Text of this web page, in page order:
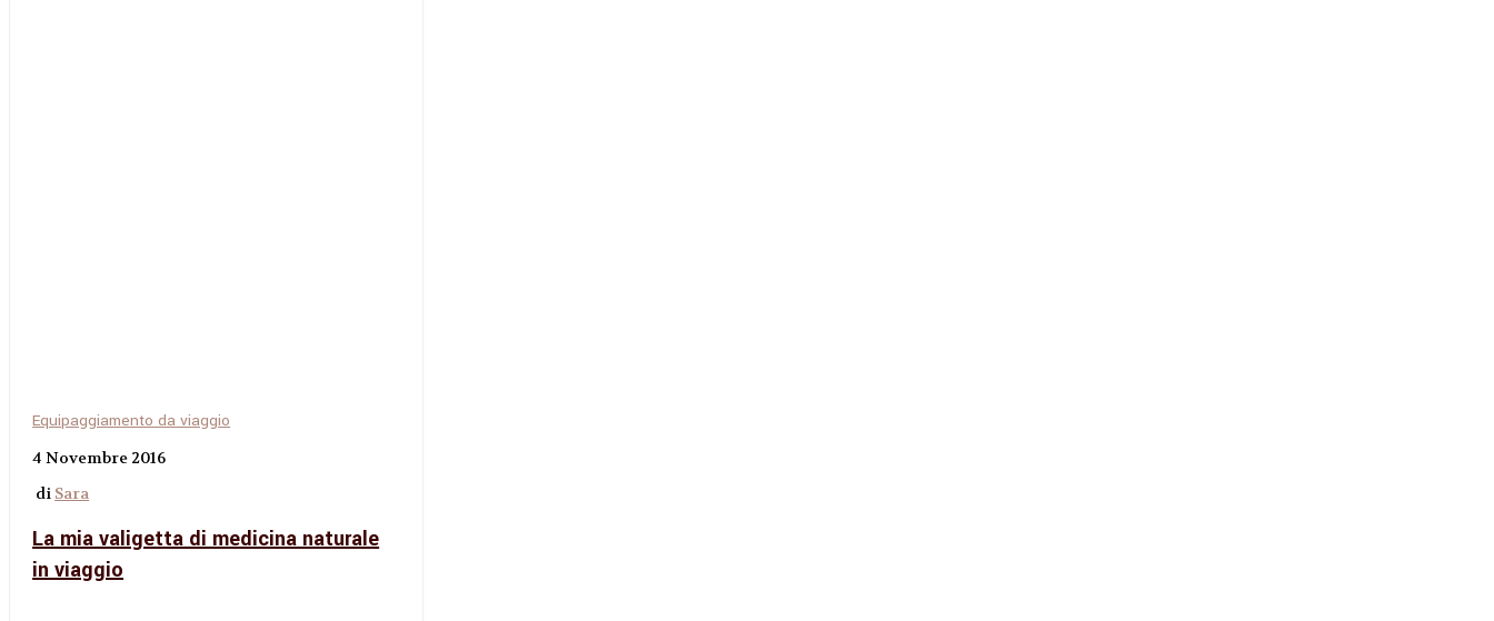
Equipaggiamento da viaggio
4 Novembre 2016
di Sara
La mia valigetta di medicina naturale
in viaggio